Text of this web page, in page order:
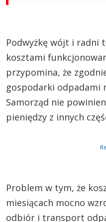
Podwyżkę wójt i radni
kosztami
przypomina, że
gospodarki odpadami
Samorząd nie
pieniędzy z innych
Problem w tym, że
miesiącach mocno
odbiór i transport